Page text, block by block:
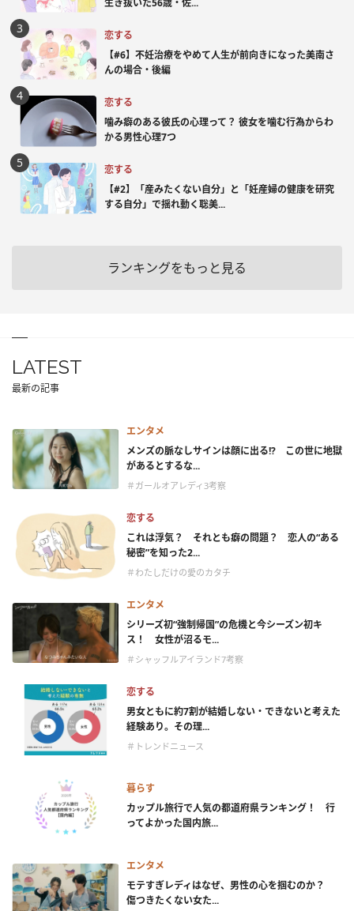
生き抜いた56歳・佐...
恋する
【#6】不妊治療をやめて人生が前向きになった美南さ
んの場合・後編
恋する
噛み癖のある彼氏の心理って？ 彼女を噛む行為からわ
かる男性心理7つ
恋する
【#2】「産みたくない自分」と「妊産婦の健康を研究
する自分」で揺れ動く聡美...
ランキングをもっと見る
LATEST
最新の記事
エンタメ
メンズの脈なしサインは顔に出る!? この世に地獄
があるとするな...
＃ガールオアレディ3考察
恋する
これは浮気？ それとも癖の問題？ 恋人の“ある
秘密”を知った2...
＃わたしだけの愛のカタチ
エンタメ
シリーズ初“強制帰国”の危機と今シーズン初キ
ス！ 女性が沼るモ...
＃シャッフルアイランド7考察
恋する
男女ともに約7割が結婚しない・できないと考えた
経験あり。その理...
＃トレンドニュース
暮らす
カップル旅行で人気の都道府県ランキング！ 行
ってよかった国内旅...
エンタメ
モテすぎレディはなぜ、男性の心を掴むのか？
傷つきたくない女た...